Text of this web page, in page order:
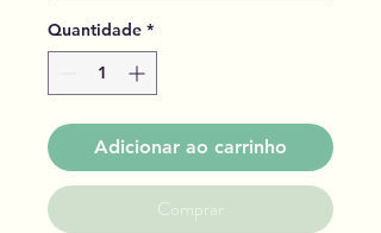
Quantidade *
Adicionar ao carrinho
Comprar